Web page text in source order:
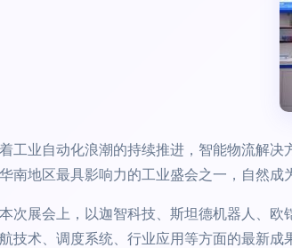
工业自动化浪潮的持续推进，智能物流解
南地区最具影响力的工业盛会之一，自然成
次展会上，以迦智科技、斯坦德机器人、
技术、调度系统、行业应用等方面的最新成